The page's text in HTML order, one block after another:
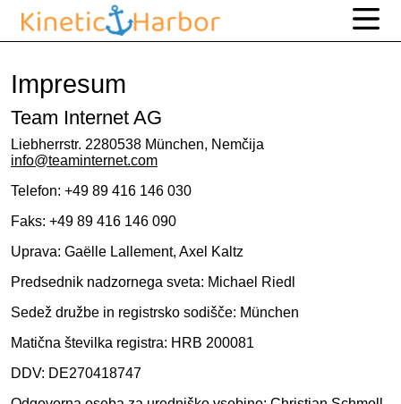
Impresum
Team Internet AG
Liebherrstr. 2280538 München, Nemčija
info@teaminternet.com
Telefon: +49 89 416 146 030
Faks: +49 89 416 146 090
Uprava: Gaëlle Lallement, Axel Kaltz
Predsednik nadzornega sveta: Michael Riedl
Sedež družbe in registrsko sodišče: München
Matična številka registra: HRB 200081
DDV: DE270418747